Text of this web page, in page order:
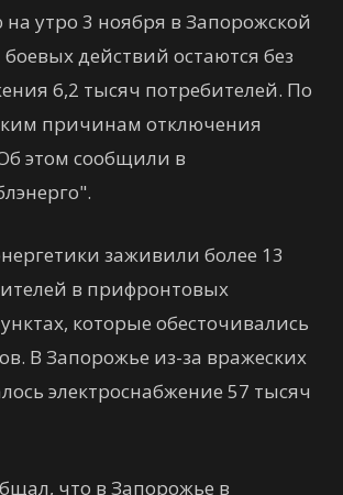
утро 3 ноября в Запорожской
боевых действий остаются без
6,2 тысяч потребителей. По
причинам отключения
этом сообщили в
заживили более 13
в прифронтовых
которые обесточивались
В Запорожье из-за вражеских
электроснабжение 57 тысяч
что в Запорожье в